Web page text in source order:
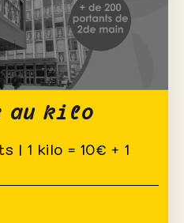
au kilo
| 1 kilo = 10€ + 1